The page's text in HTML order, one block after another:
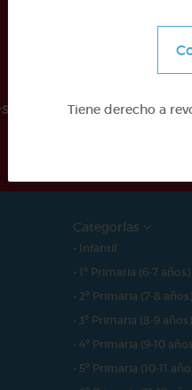
de este
Categorías
- Infantil
- 1º Primaria (6-7 años)
- 2º Primaria (7-8 años)
- 3º Primaria (8-9 años)
- 4º Primaria (9-10
- 5º Primaria (10-11
Tiene derecho a